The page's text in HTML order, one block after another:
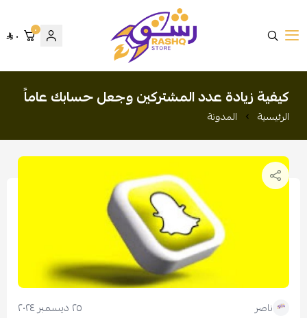
متجر رشق
٠ ٠
كيفية زيادة عدد المشتركين وجعل حسابك عاماً
الرئيسية المدونة
ناصر ٢٥ ديسمبر ٢٠٢٤